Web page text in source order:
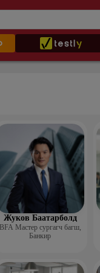
Жуков Баатарболд
BFA Мастер сургагч багш,
Банкир